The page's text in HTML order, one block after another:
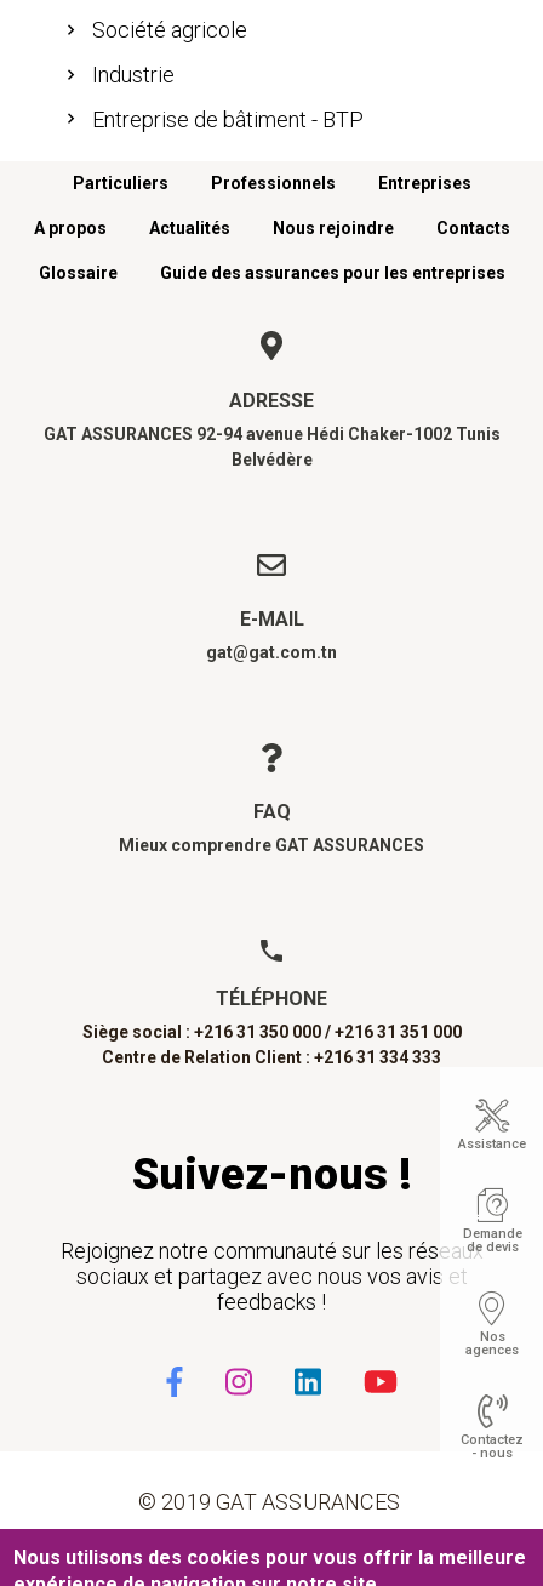
Société agricole
Industrie
Entreprise de bâtiment - BTP
Menu footer
Particuliers Professionnels Entreprises
A propos Actualités Nous rejoindre Contacts
Glossaire Guide des assurances pour les entreprises
ADRESSE
GAT ASSURANCES 92-94 avenue Hédi Chaker-1002 Tunis
Belvédère
E-MAIL
gat@gat.com.tn
FAQ
Mieux comprendre GAT ASSURANCES
TÉLÉPHONE
Siège social : +216 31 350 000 / +216 31 351 000
Centre de Relation Client : +216 31 334 333
Suivez-nous !
Rejoignez notre communauté sur les réseaux
sociaux et partagez avec nous vos avis et
feedbacks !
© 2019 GAT ASSURANCES
Pied de page
Conditions générales d’utilisation Cookies
Assistance
Demande
de devis
Nos
agences
Contactez
- nous
Nous utilisons des cookies pour vous offrir la meilleure